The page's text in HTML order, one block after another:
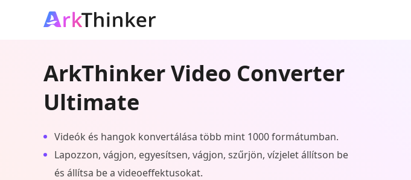
ArkThinker Video Converter
Ultimate
Videók és hangok konvertálása több mint 1000 formátumban.
Lapozzon, vágjon, egyesítsen, vágjon, szűrjön, vízjelet állítson be
és állítsa be a videoeffektusokat.